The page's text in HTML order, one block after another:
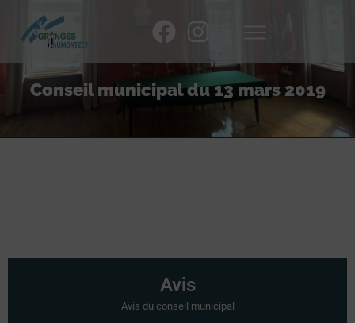
Conseil municipal du 13 mars 2019
Avis
Avis du conseil municipal